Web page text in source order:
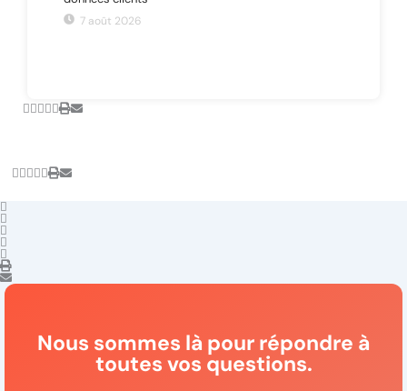
7 août 2026
Nous sommes là pour répondre à
toutes vos questions.